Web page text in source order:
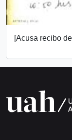
[Acusa recibo